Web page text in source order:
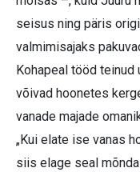
seisus ning päris
valmimisajaks
Kohapeal tööd
võivad hoonetes
vanade majade
„Kui elate ise vanas
siis elage seal